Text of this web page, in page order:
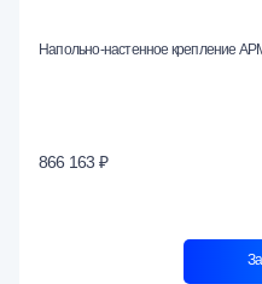
Напольно-настенное крепление
866 163 ₽